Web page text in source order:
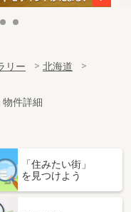
リー
北海道
件詳細
「住みたい街」
を見つけよう